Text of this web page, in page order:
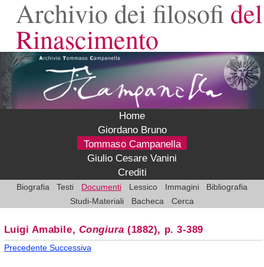
Archivio dei filosofi del
Rinascimento
Home
Giordano Bruno
Tommaso Campanella
Giulio Cesare Vanini
Crediti
Biografia Testi Documenti Lessico Immagini
Bibliografia
Studi-Materiali
Bacheca Cerca
Luigi Amabile, Congiura (1882), p. 3-389
Precedente Successiva